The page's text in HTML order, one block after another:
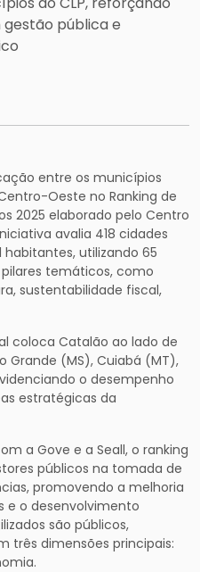
pública e
entre os municípios
Oeste no Ranking de
2025 elaborado pelo Centro
avalia 418 cidades
utilizando 65
temáticos, como
sustentabilidade fiscal,
coloca Catalão ao lado de
(MS), Cuiabá (MT),
o desempenho
estratégicas da
a Gove e a Seall, o ranking
públicos na tomada de
promovendo a melhoria
e o desenvolvimento
são públicos,
três dimensões principais: